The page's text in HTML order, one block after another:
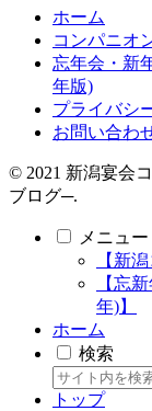
ホーム
コンパニオ
忘年会・新
年版)
プライバシ
お問い合わ
© 2021 新潟宴会
ブログ─.
メニュー
【新
【忘
年)】
ホーム
検索
トップ